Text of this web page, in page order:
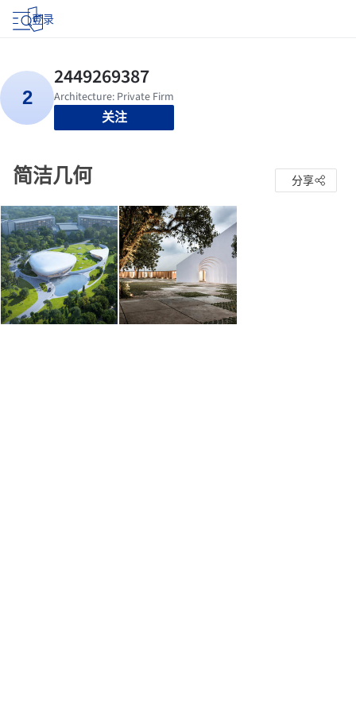
登录
关注
简洁几何 分享